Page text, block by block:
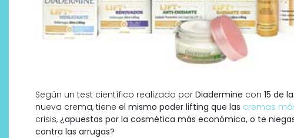
Según un test científico realizado por Diadermine con 15 de
nueva crema, tiene el mismo poder lifting que las cremas
crisis, ¿apuestas por la cosmética más económica, o te
contra las arrugas?